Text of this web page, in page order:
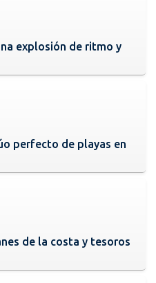
explosión de ritmo y
perfecto de playas en
de la costa y tesoros